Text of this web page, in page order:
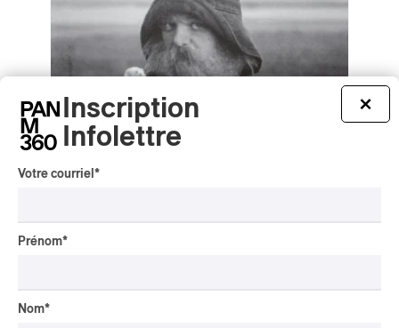
×
Inscription
Infolettre
Votre courriel *
Prénom*
Nom*